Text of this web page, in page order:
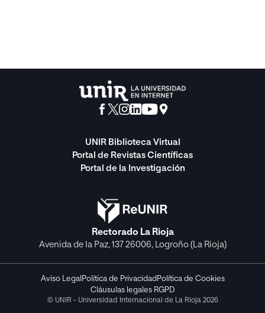
UNIR Biblioteca Virtual
Portal de Revistas Científicas
Portal de la Investigación
Rectorado La Rioja
Avenida de la Paz, 137 26006, Logroño (La Rioja)
Aviso Legal Política de Privacidad Política de Cookies
Cláusulas legales RGPD
© UNIR - Universidad Internacional de La Rioja 2026